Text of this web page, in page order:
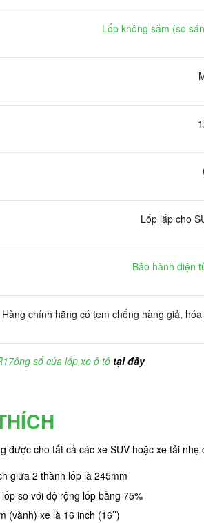
Lốp không săm (so
Lốp lắp cho
Bảo hành điện
Hàng chính hãng có tem chống hàng giả,
số của lốp xe ô tô tại đây
được cho tất cả các xe SUV hoặc xe tải
giữa 2 thành lốp là 245mm
so với độ rộng lốp bằng 75%
xe là 16 inch (16’’)